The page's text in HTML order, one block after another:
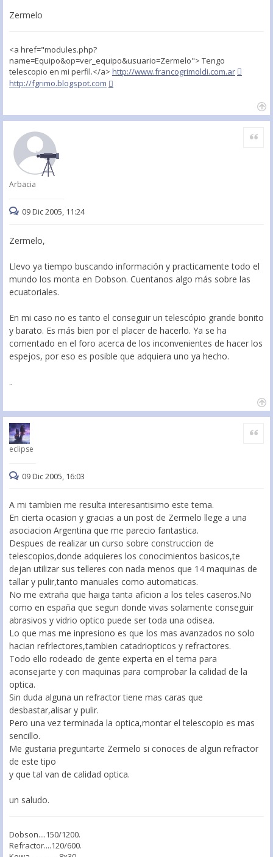
Zermelo
<a href="modules.php?
name=Equipo&op=ver_equipo&usuario=Zermelo"> Tengo
telescopio en mi perfil.</a> http://www.francogrimoldi.com.ar
http://fgrimo.blogspot.com
Arbacia
Citar
09 Dic 2005, 11:24
Zermelo,
Llevo ya tiempo buscando información y practicamente todo el
mundo los monta en Dobson. Cuentanos algo más sobre las
ecuatoriales.
En mi caso no es tanto el conseguir un telescópio grande bonito
y barato. Es más bien por el placer de hacerlo. Ya se ha
comentado en el foro acerca de los inconvenientes de hacer los
espejos, por eso es posible que adquiera uno ya hecho.
..
eclipse
Citar
09 Dic 2005, 16:03
A mi tambien me resulta interesantisimo este tema.
En cierta ocasion y gracias a un post de Zermelo llege a una
asociacion Argentina que me parecio fantastica.
Despues de realizar un curso sobre construccion de
telescopios,donde adquieres los conocimientos basicos,te
dejan utilizar sus telleres con nada menos que 14 maquinas de
tallar y pulir,tanto manuales como automaticas.
No me extraña que haiga tanta aficion a los teles caseros.No
como en españa que segun donde vivas solamente conseguir
abrasivos y vidrio optico puede ser toda una odisea.
Lo que mas me inpresiono es que los mas avanzados no solo
hacian refrlectores,tambien catadriopticos y refractores.
Todo ello rodeado de gente experta en el tema para
aconsejarte y con maquinas para comprobar la calidad de la
optica.
Sin duda alguna un refractor tiene mas caras que
desbastar,alisar y pulir.
Pero una vez terminada la optica,montar el telescopio es mas
sencillo.
Me gustaria preguntarte Zermelo si conoces de algun refractor
de este tipo
y que tal van de calidad optica.
un saludo.
Dobson....150/1200.
Refractor....120/600.